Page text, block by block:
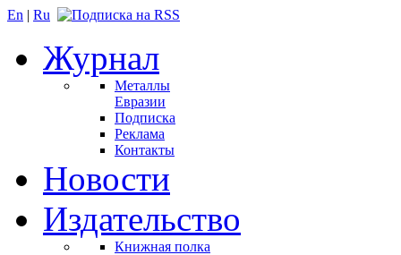
En | Ru
Журнал
Металлы
Евразии
Подписка
Реклама
Контакты
Новости
Издательство
Книжная полка